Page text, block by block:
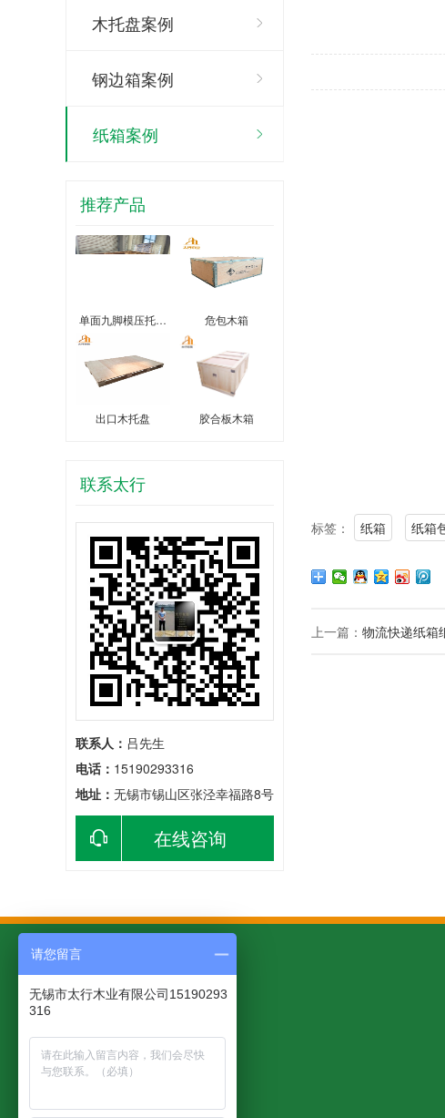
木托盘案例
钢边箱案例
纸箱案例
推荐产品
单面九脚模压托… 危包木箱
出口木托盘 胶合板木箱
联系太行
联系人： 吕先生
电话： 15190293316
地址： 无锡市锡山区张泾幸福路8号
在线咨询
标签： 纸箱 纸箱
上一篇： 物流快递纸箱
请您留言
无锡市太行木业有限公司15190293
316